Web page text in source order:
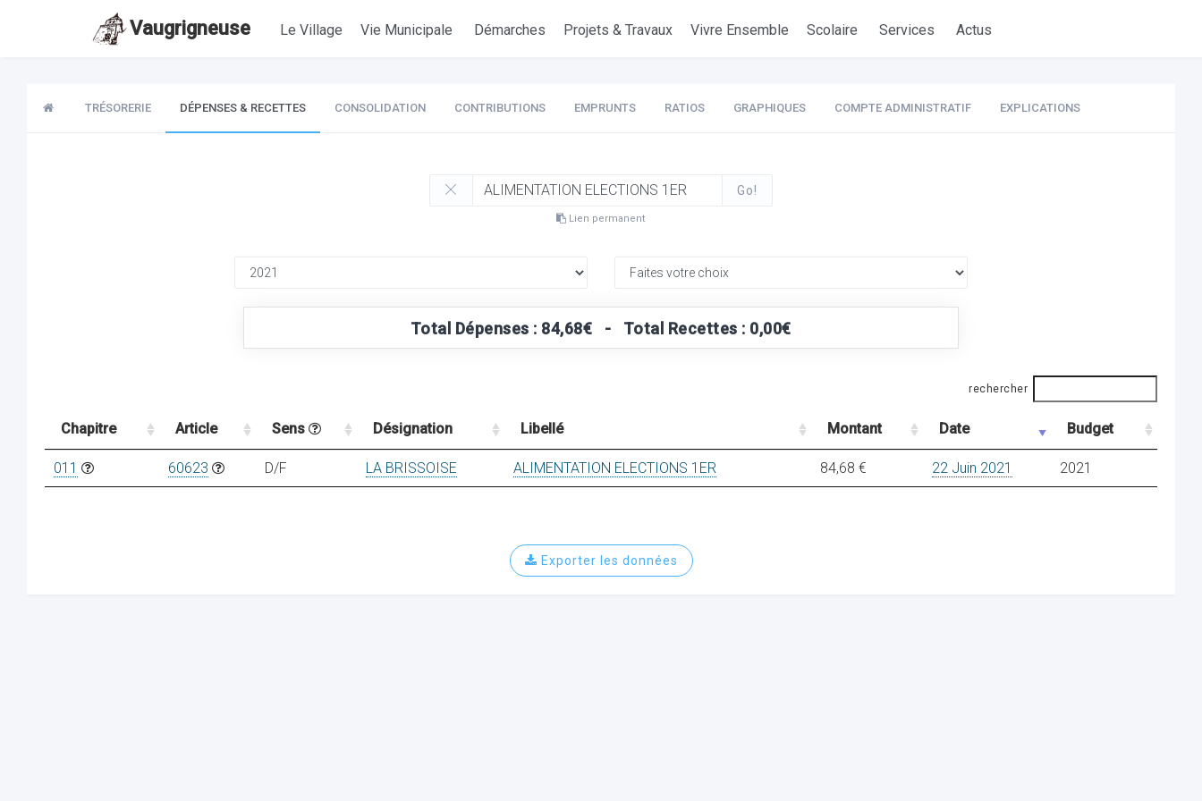
Vaugrigneuse Le Village Vie Municipale Démarches Projets & Travaux Vivre Ensemble Scolaire Services Actus
TRÉSORERIE DÉPENSES & RECETTES CONSOLIDATION CONTRIBUTIONS EMPRUNTS RATIOS GRAPHIQUES COMPTE ADMINISTRATIF EXPLICATIONS
Go!
Lien permanent
Total Dépenses : 84,68€ - Total Recettes : 0,00€
rechercher
Chapitre Article Sens Désignation Libellé Montant Date Budget
011 60623 D/F LA BRISSOISE ALIMENTATION ELECTIONS 1ER 84,68 € 22 Juin 2021 2021
Exporter les données